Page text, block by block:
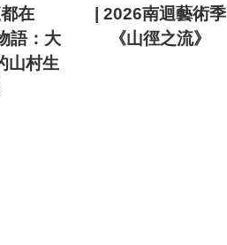
在
語：大
山村生
| 2026南迴藝術季
《山徑之流》